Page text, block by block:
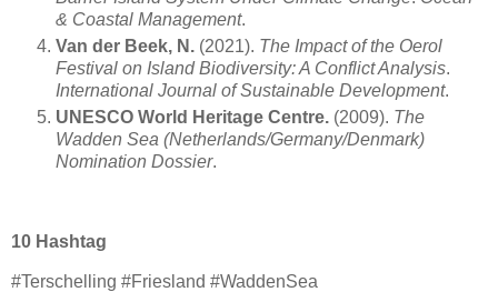
& Coastal Management.
Van der Beek, N. (2021). The Impact of the Oerol
Festival on Island Biodiversity: A Conflict Analysis.
International Journal of Sustainable Development.
UNESCO World Heritage Centre. (2009). The
Wadden Sea (Netherlands/Germany/Denmark)
Nomination Dossier.
10 Hashtag
#Terschelling #Friesland #WaddenSea